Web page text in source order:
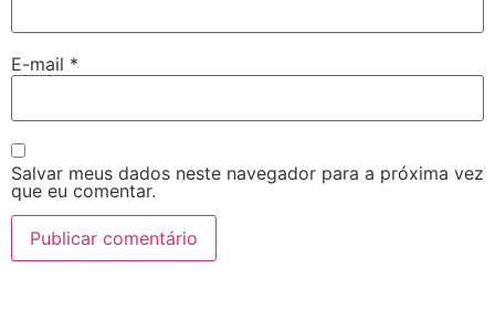
E-mail *
Salvar meus dados neste navegador para a próxima vez
que eu comentar.